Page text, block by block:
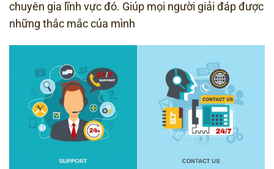
chuyên gia lĩnh vực đó. Giúp mọi người giải đáp được
những thắc mắc của mình